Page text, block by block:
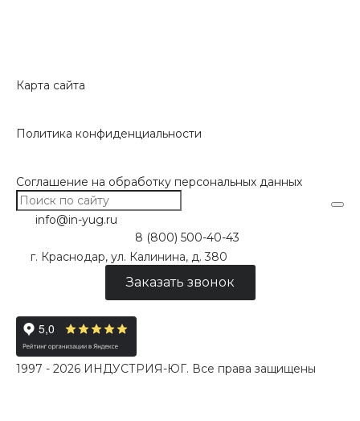
Карта сайта
Политика конфиденциальности
Соглашение на обработку персональных данных
info@in-yug.ru
8 (800) 500-40-43
г. Краснодар, ул. Калинина, д. 380
Заказать звонок
1997 - 2026 ИНДУСТРИЯ-ЮГ. Все права защищены